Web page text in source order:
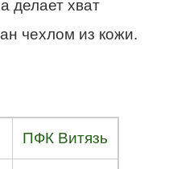
делает хват
чехлом из кожи.
ПФК Витязь